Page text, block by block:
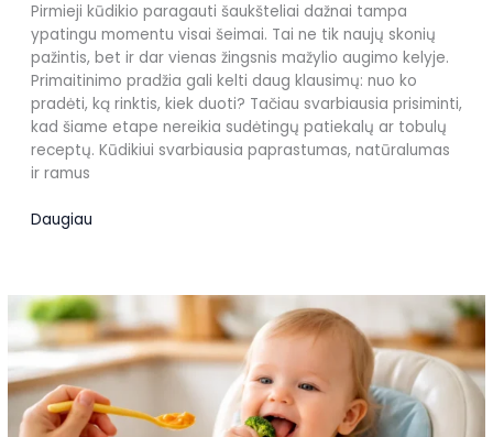
Pirmieji kūdikio paragauti šaukšteliai dažnai tampa
ypatingu momentu visai šeimai. Tai ne tik naujų skonių
pažintis, bet ir dar vienas žingsnis mažylio augimo kelyje.
Primaitinimo pradžia gali kelti daug klausimų: nuo ko
pradėti, ką rinktis, kiek duoti? Tačiau svarbiausia prisiminti,
kad šiame etape nereikia sudėtingų patiekalų ar tobulų
receptų. Kūdikiui svarbiausia paprastumas, natūralumas
ir ramus
Pirmasis
metu
Daugiau